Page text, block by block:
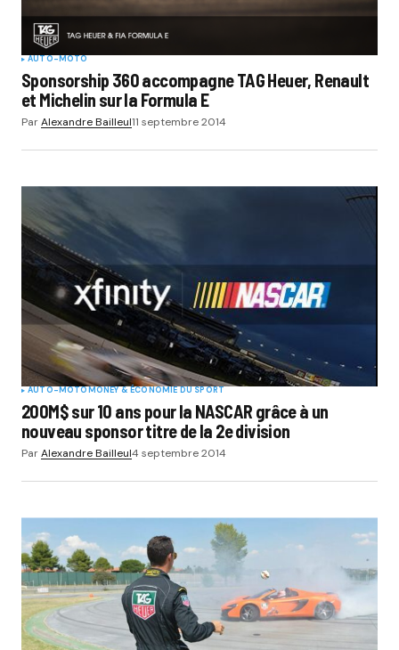
AUTO-MOTO
Sponsorship 360 accompagne TAG Heuer, Renault
et Michelin sur la Formula E
ParAlexandre Bailleul11 septembre 2014
AUTO-MOTO MONEY & ÉCONOMIE DU SPORT
200M$ sur 10 ans pour la NASCAR grâce à un
nouveau sponsor titre de la 2e division
ParAlexandre Bailleul4 septembre 2014